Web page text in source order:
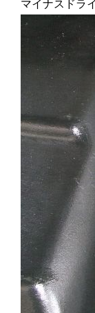
マイナスドラ